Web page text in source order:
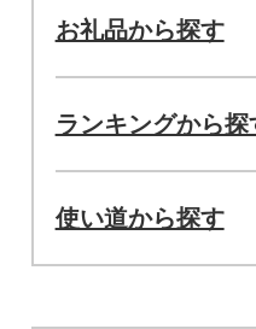
お礼品から探す
ランキングから探
使い道から探す